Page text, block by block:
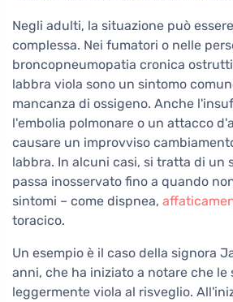
Negli adulti, la situazione può
complessa. Nei fumatori o nelle
broncopneumopatia cronica
labbra viola sono un sintomo
mancanza di ossigeno. Anche
l'embolia polmonare o un attacco
causare un improvviso
labbra. In alcuni casi, si tratta di un
passa inosservato fino a quando
sintomi – come dispnea,
toracico.
Un esempio è il caso della signora
anni, che ha iniziato a notare che le
leggermente viola al risveglio.